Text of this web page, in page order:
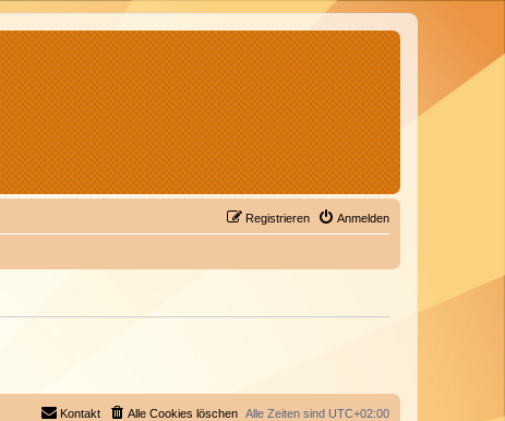
Anmelden
Registrieren
Alle Zeiten sind UTC+02:00
Alle Cookies löschen
Kontakt